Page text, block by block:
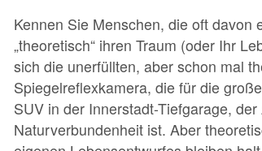
Kennen Sie Menschen, die oft
„theoretisch“ ihren Traum (oder Ihr
sich die unerfüllten, aber schon mal
Spiegelreflexkamera, die für die
SUV in der Innerstadt-Tiefgarage,
Naturverbundenheit ist. Aber